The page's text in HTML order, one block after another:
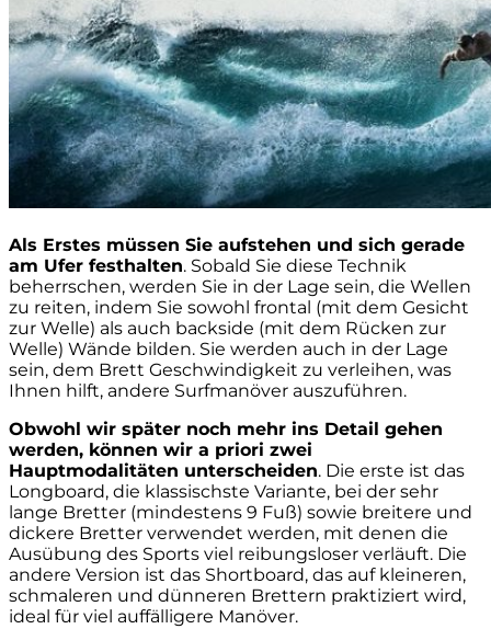
Als Erstes müssen Sie aufstehen und sich gerade
am Ufer festhalten. Sobald Sie diese Technik
beherrschen, werden Sie in der Lage sein, die Wellen
zu reiten, indem Sie sowohl frontal (mit dem Gesicht
zur Welle) als auch backside (mit dem Rücken zur
Welle) Wände bilden. Sie werden auch in der Lage
sein, dem Brett Geschwindigkeit zu verleihen, was
Ihnen hilft, andere Surfmanöver auszuführen.
Obwohl wir später noch mehr ins Detail gehen
werden, können wir a priori zwei
Hauptmodalitäten unterscheiden. Die erste ist das
Longboard, die klassischste Variante, bei der sehr
lange Bretter (mindestens 9 Fuß) sowie breitere und
dickere Bretter verwendet werden, mit denen die
Ausübung des Sports viel reibungsloser verläuft. Die
andere Version ist das Shortboard, das auf kleineren,
schmaleren und dünneren Brettern praktiziert wird,
ideal für viel auffälligere Manöver.